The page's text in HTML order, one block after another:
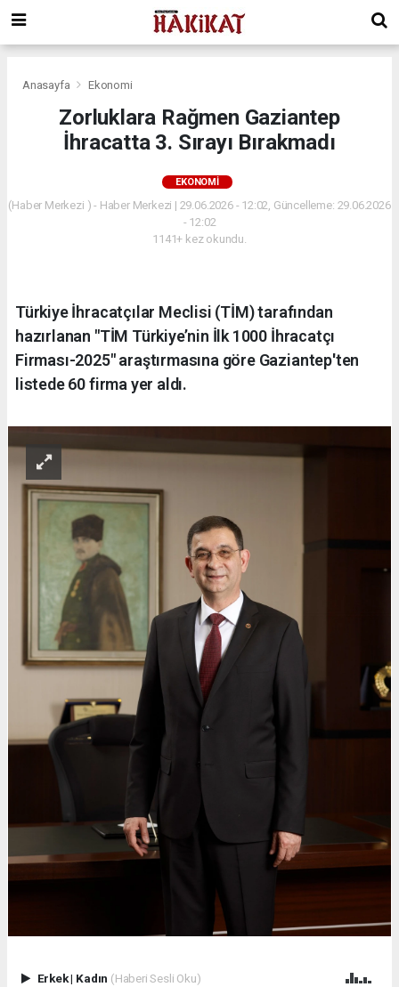
Anasayfa Ekonomi
Zorluklara Rağmen Gaziantep
İhracatta 3. Sırayı Bırakmadı
EKONOMI
(Haber Merkezi ) - Haber Merkezi | 29.06.2026 - 12:02, Güncelleme: 29.06.2026
- 12:02
1141+ kez okundu.
Türkiye İhracatçılar Meclisi (TİM) tarafından
hazırlanan "TİM Türkiye’nin İlk 1000 İhracatçı
Firması-2025" araştırmasına göre Gaziantep'ten
listede 60 firma yer aldı.
Erkek| Kadın (Haberi Sesli Oku)